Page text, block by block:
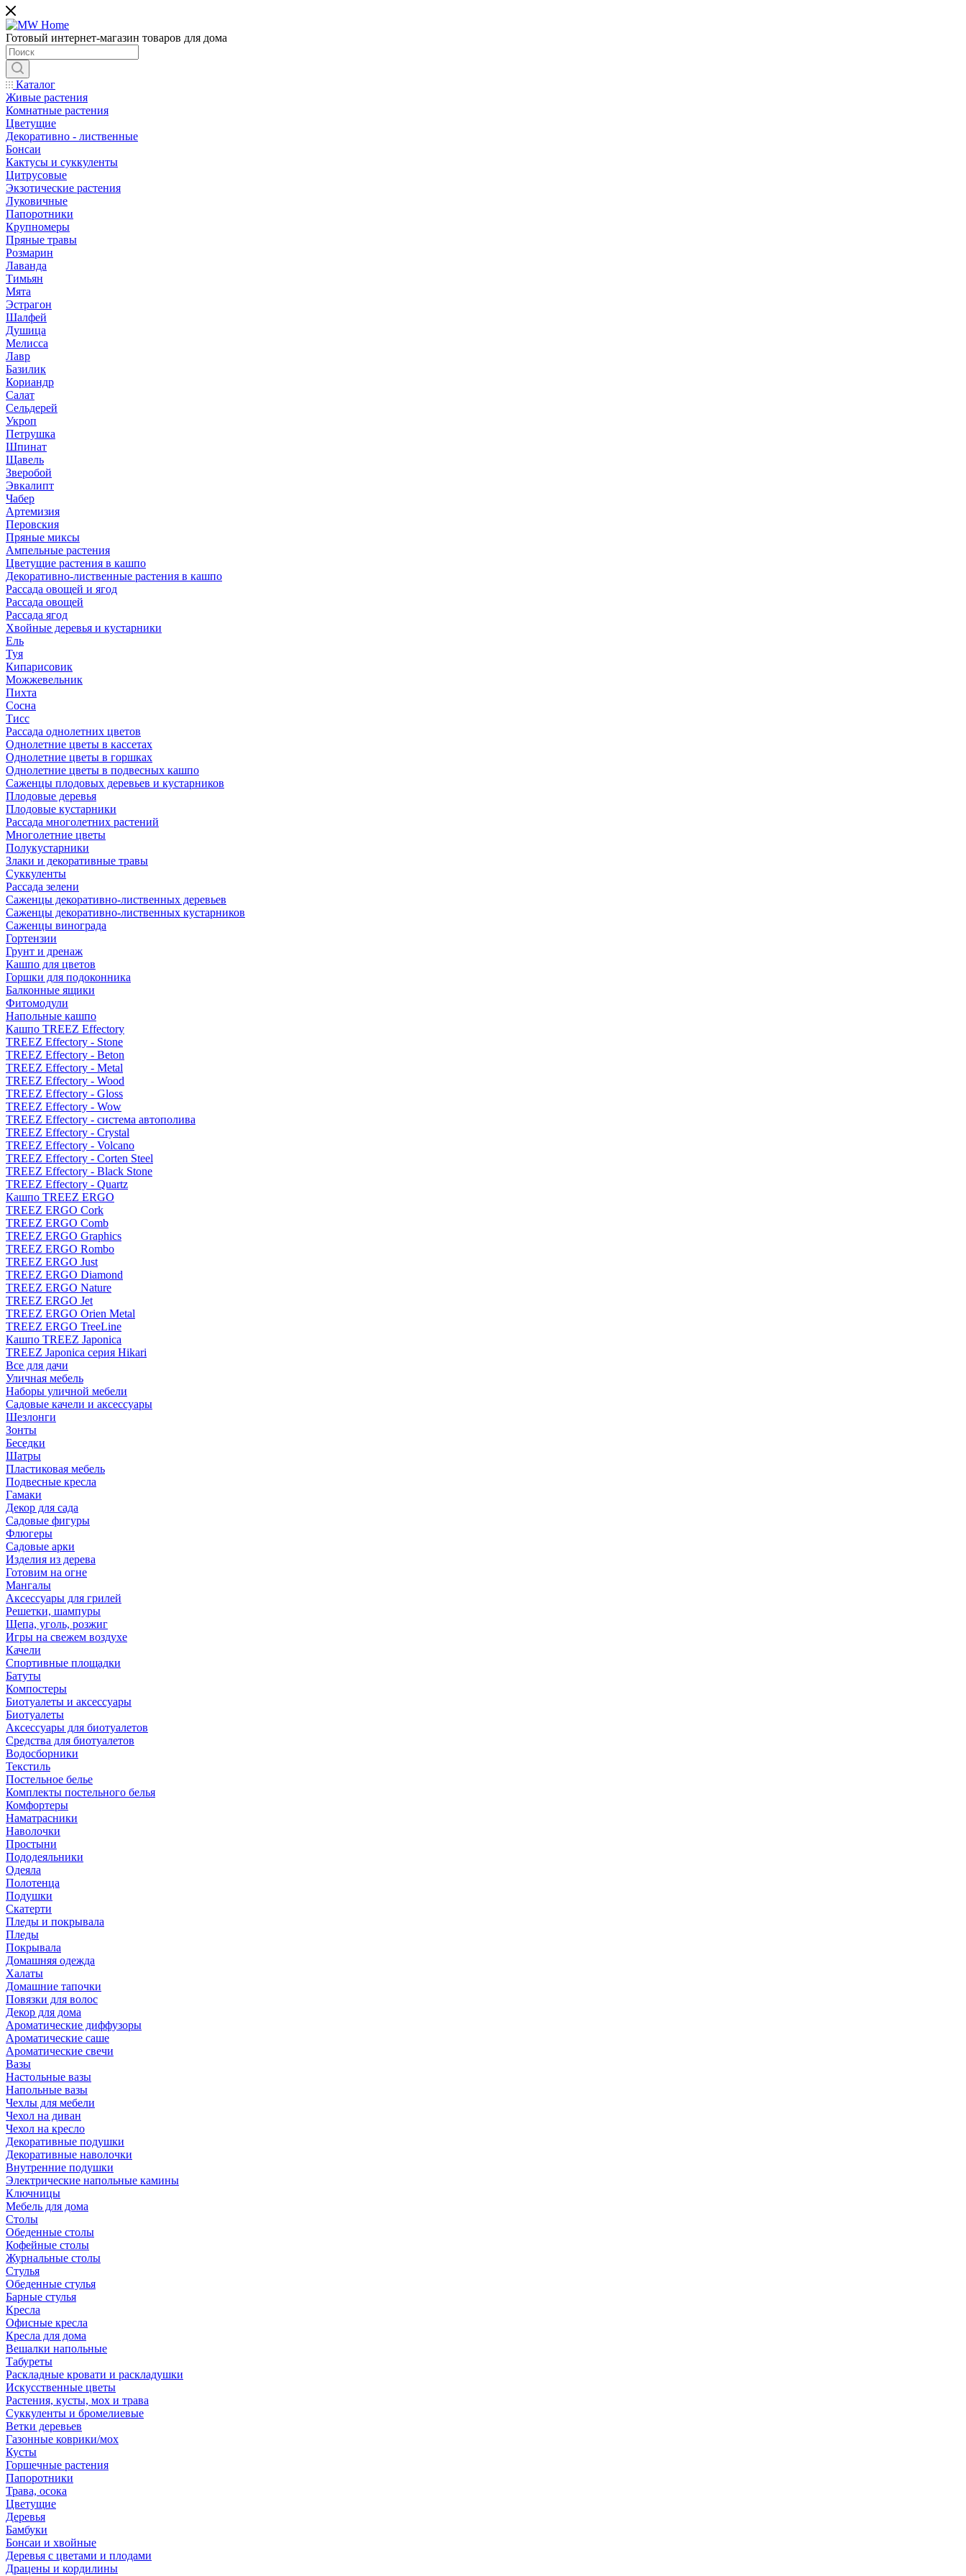
Готовый интернет-магазин товаров для дома
Каталог
Живые растения
Комнатные растения
Цветущие
Декоративно - лиственные
Бонсаи
Кактусы и суккуленты
Цитрусовые
Экзотические растения
Луковичные
Папоротники
Крупномеры
Пряные травы
Розмарин
Лаванда
Тимьян
Мята
Эстрагон
Шалфей
Душица
Мелисса
Лавр
Базилик
Кориандр
Салат
Сельдерей
Укроп
Петрушка
Шпинат
Щавель
Зверобой
Эвкалипт
Чабер
Артемизия
Перовския
Пряные миксы
Ампельные растения
Цветущие растения в кашпо
Декоративно-лиственные растения в кашпо
Рассада овощей и ягод
Рассада овощей
Рассада ягод
Хвойные деревья и кустарники
Ель
Туя
Кипарисовик
Можжевельник
Пихта
Сосна
Тисc
Рассада однолетних цветов
Однолетние цветы в кассетах
Однолетние цветы в горшках
Однолетние цветы в подвесных кашпо
Саженцы плодовых деревьев и кустарников
Плодовые деревья
Плодовые кустарники
Рассада многолетних растений
Многолетние цветы
Полукустарники
Злаки и декоративные травы
Суккуленты
Рассада зелени
Саженцы декоративно-лиственных деревьев
Саженцы декоративно-лиственных кустарников
Саженцы винограда
Гортензии
Грунт и дренаж
Кашпо для цветов
Горшки для подоконника
Балконные ящики
Фитомодули
Напольные кашпо
Кашпо TREEZ Effectory
TREEZ Effectory - Stone
TREEZ Effectory - Beton
TREEZ Effectory - Metal
TREEZ Effectory - Wood
TREEZ Effectory - Gloss
TREEZ Effectory - Wow
TREEZ Effectory - система автополива
TREEZ Effectory - Crystal
TREEZ Effectory - Volcano
TREEZ Effectory - Corten Steel
TREEZ Effectory - Black Stone
TREEZ Effectory - Quartz
Кашпо TREEZ ERGO
TREEZ ERGO Cork
TREEZ ERGO Comb
TREEZ ERGO Graphics
TREEZ ERGO Rombo
TREEZ ERGO Just
TREEZ ERGO Diamond
TREEZ ERGO Nature
TREEZ ERGO Jet
TREEZ ERGO Orien Metal
TREEZ ERGO TreeLine
Кашпо TREEZ Japonica
TREEZ Japonica серия Hikari
Все для дачи
Уличная мебель
Наборы уличной мебели
Садовые качели и аксессуары
Шезлонги
Зонты
Беседки
Шатры
Пластиковая мебель
Подвесные кресла
Гамаки
Декор для сада
Садовые фигуры
Флюгеры
Садовые арки
Изделия из дерева
Готовим на огне
Мангалы
Аксессуары для грилей
Решетки, шампуры
Щепа, уголь, розжиг
Игры на свежем воздухе
Качели
Спортивные площадки
Батуты
Компостеры
Биотуалеты и аксессуары
Биотуалеты
Аксессуары для биотуалетов
Средства для биотуалетов
Водосборники
Текстиль
Постельное белье
Комплекты постельного белья
Комфортеры
Наматрасники
Наволочки
Простыни
Пододеяльники
Одеяла
Полотенца
Подушки
Скатерти
Пледы и покрывала
Пледы
Покрывала
Домашняя одежда
Халаты
Домашние тапочки
Повязки для волос
Декор для дома
Ароматические диффузоры
Ароматические саше
Ароматические свечи
Вазы
Настольные вазы
Напольные вазы
Чехлы для мебели
Чехол на диван
Чехол на кресло
Декоративные подушки
Декоративные наволочки
Внутренние подушки
Электрические напольные камины
Ключницы
Мебель для дома
Столы
Обеденные столы
Кофейные столы
Журнальные столы
Стулья
Обеденные стулья
Барные стулья
Кресла
Офисные кресла
Кресла для дома
Вешалки напольные
Табуреты
Раскладные кровати и раскладушки
Искусственные цветы
Растения, кусты, мох и трава
Суккуленты и бромелиевые
Ветки деревьев
Газонные коврики/мох
Кусты
Горшечные растения
Папоротники
Трава, осока
Цветущие
Деревья
Бамбуки
Бонсаи и хвойные
Деревья с цветами и плодами
Драцены и кордилины